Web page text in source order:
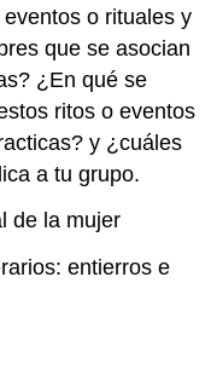
o rituales y
que se asocian
¿En qué se
ritos o eventos
y ¿cuáles
a tu grupo.
de la mujer
entierros e